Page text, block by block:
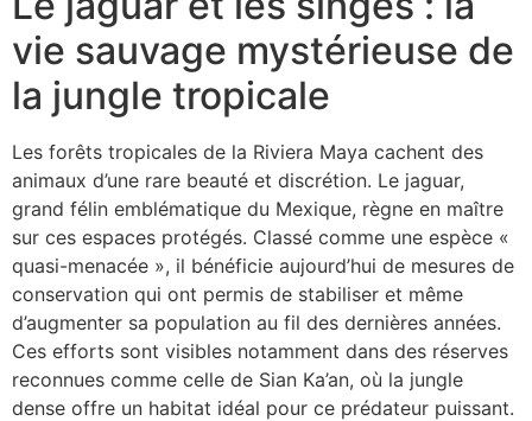
vie sauvage mystérieuse de
la jungle tropicale
Les forêts tropicales de la Riviera Maya cachent des
animaux d’une rare beauté et discrétion. Le jaguar,
grand félin emblématique du Mexique, règne en maître
sur ces espaces protégés. Classé comme une espèce «
quasi-menacée », il bénéficie aujourd’hui de mesures de
conservation qui ont permis de stabiliser et même
d’augmenter sa population au fil des dernières années.
Ces efforts sont visibles notamment dans des réserves
reconnues comme celle de Sian Ka’an, où la jungle
dense offre un habitat idéal pour ce prédateur puissant.